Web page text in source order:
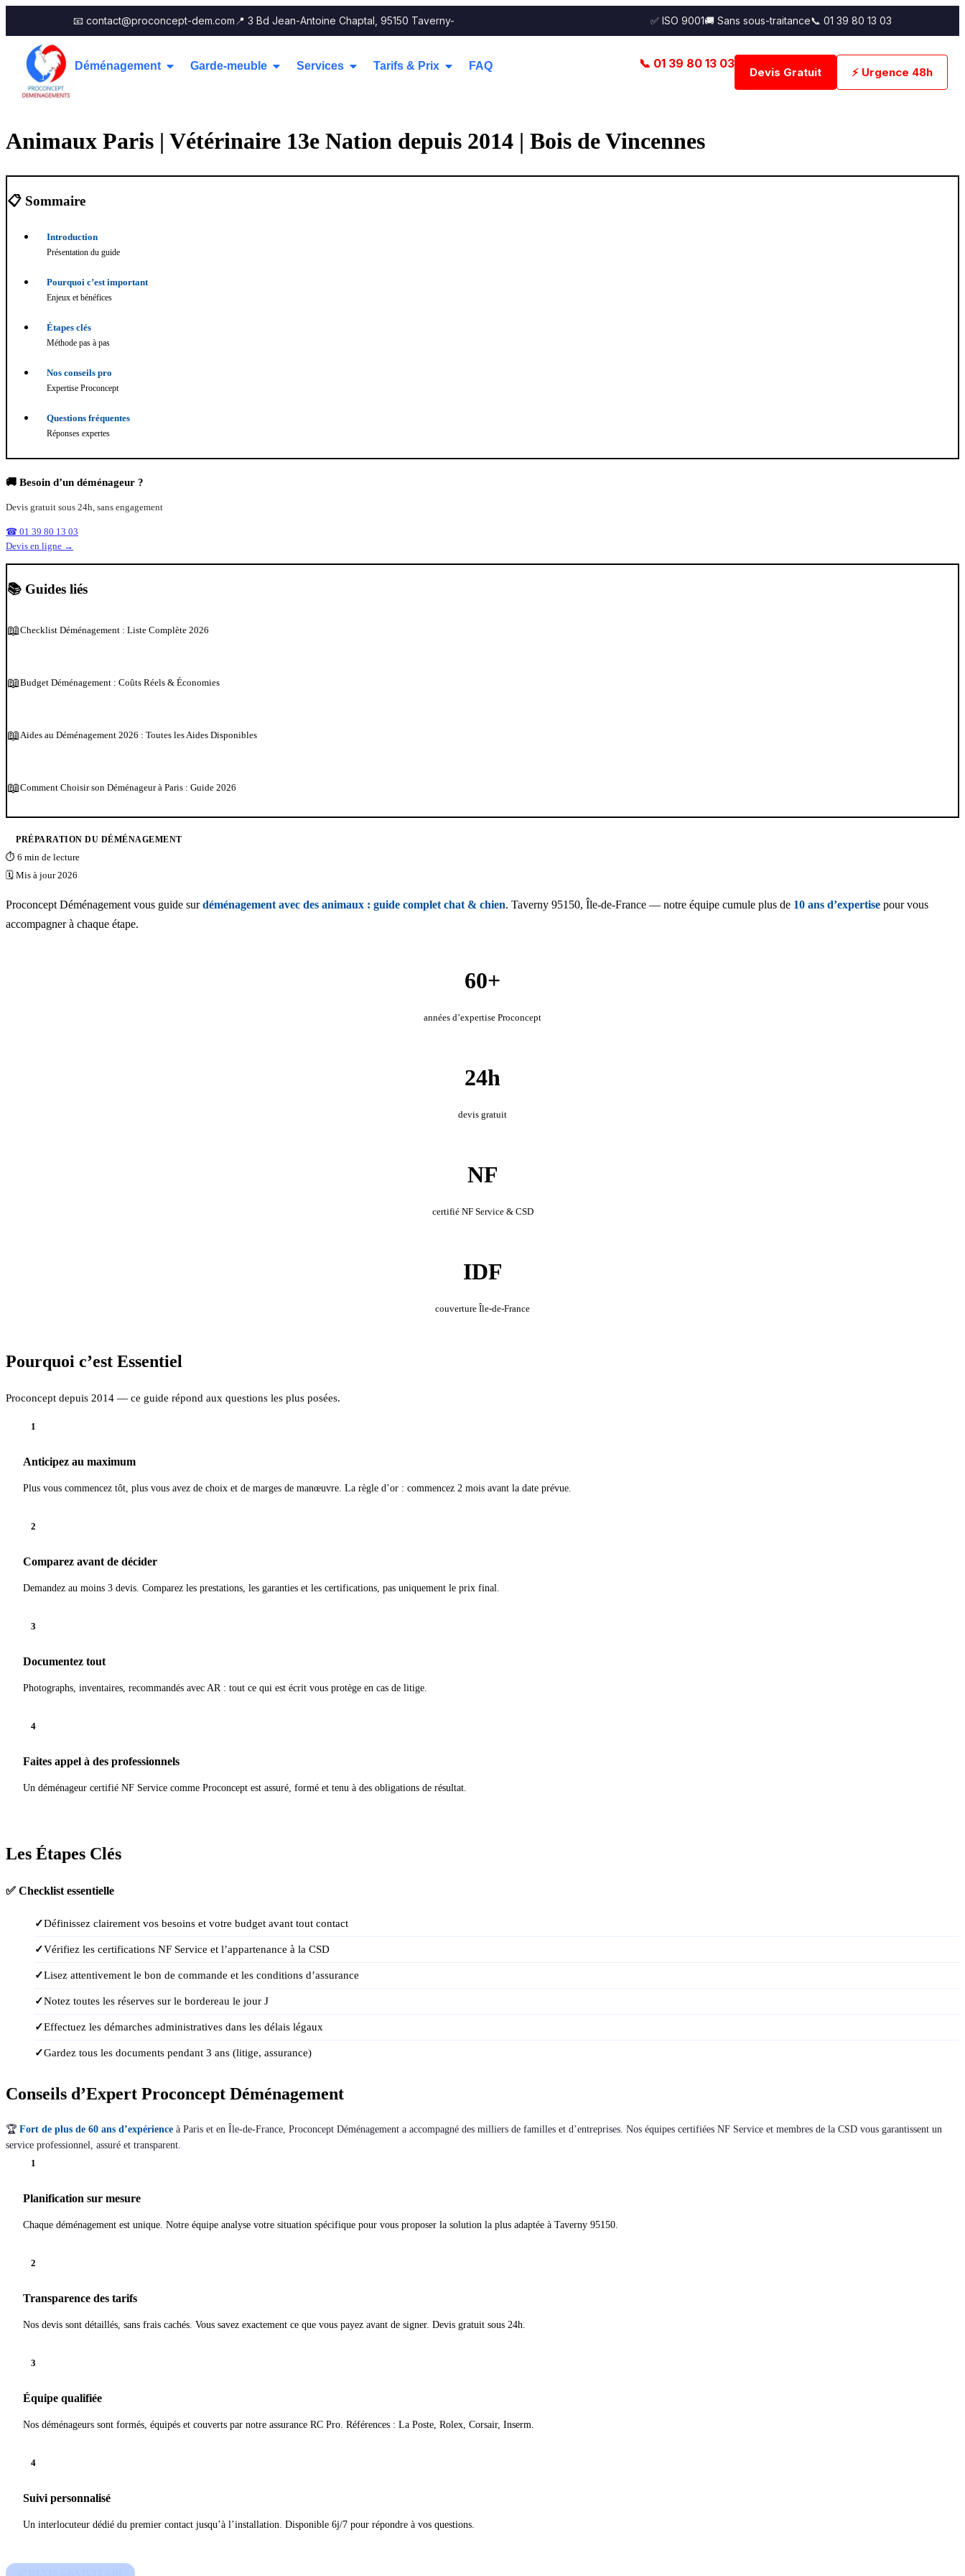
📧 contact@proconcept-dem.com 📍 3 Bd Jean-Antoine Chaptal, 95150 Taverny- ✅ ISO 9001🚚 Sans sous-traitance📞 01 39 80 13 03
Déménagement Garde-meuble Services Tarifs & Prix FAQ 📞 01 39 80 13 03
Devis Gratuit ⚡ Urgence 48h
Animaux Paris | Vétérinaire 13e Nation depuis 2014 | Bois de Vincennes
📋 Sommaire
Introduction
Présentation du guide
Pourquoi c’est important
Enjeux et bénéfices
Étapes clés
Méthode pas à pas
Nos conseils pro
Expertise Proconcept
Questions fréquentes
Réponses expertes
🚚 Besoin d’un déménageur ?
Devis gratuit sous 24h, sans engagement
☎ 01 39 80 13 03
Devis en ligne →
📚 Guides liés
📖Checklist Déménagement : Liste Complète 2026
📖Budget Déménagement : Coûts Réels & Économies
📖 Aides au Déménagement 2026 : Toutes les Aides Disponibles
📖Comment Choisir son Déménageur à Paris : Guide 2026
PRÉPARATION DU DÉMÉNAGEMENT
⏱ 6 min de lecture
🗓 Mis à jour 2026
Proconcept Déménagement vous guide surdéménagement avec des animaux : guide complet chat & chien. Taverny 95150, Île-de-France — notre équipe cumule plus de 10 ans d’expertise pour vous
accompagner à chaque étape.
60+
années d’expertise Proconcept
24h
devis gratuit
NF
certifié NF Service & CSD
IDF
couverture Île-de-France
Pourquoi c’est Essentiel
Proconcept depuis 2014 — ce guide répond aux questions les plus posées.
1
Anticipez au maximum
Plus vous commencez tôt, plus vous avez de choix et de marges de manœuvre. La règle d’or : commencez 2 mois avant la date prévue.
2
Comparez avant de décider
Demandez au moins 3 devis. Comparez les prestations, les garanties et les certifications, pas uniquement le prix final.
3
Documentez tout
Photographs, inventaires, recommandés avec AR : tout ce qui est écrit vous protège en cas de litige.
4
Faites appel à des professionnels
Un déménageur certifié NF Service comme Proconcept est assuré, formé et tenu à des obligations de résultat.
Les Étapes Clés
✅ Checklist essentielle
Définissez clairement vos besoins et votre budget avant tout contact
Vérifiez les certifications NF Service et l’appartenance à la CSD
Lisez attentivement le bon de commande et les conditions d’assurance
Notez toutes les réserves sur le bordereau le jour J
Effectuez les démarches administratives dans les délais légaux
Gardez tous les documents pendant 3 ans (litige, assurance)
Conseils d’Expert Proconcept Déménagement
🏆 Fort de plus de 60 ans d’expérience à Paris et en Île-de-France, Proconcept Déménagement a accompagné des milliers de familles et d’entreprises. Nos équipes certifiées NF Service et membres de la CSD vous garantissent un
service professionnel, assuré et transparent.
1
Planification sur mesure
Chaque déménagement est unique. Notre équipe analyse votre situation spécifique pour vous proposer la solution la plus adaptée à Taverny 95150.
2
Transparence des tarifs
Nos devis sont détaillés, sans frais cachés. Vous savez exactement ce que vous payez avant de signer. Devis gratuit sous 24h.
3
Équipe qualifiée
Nos déménageurs sont formés, équipés et couverts par notre assurance RC Pro. Références : La Poste, Rolex, Corsair, Inserm.
4
Suivi personnalisé
Un interlocuteur dédié du premier contact jusqu’à l’installation. Disponible 6j/7 pour répondre à vos questions.